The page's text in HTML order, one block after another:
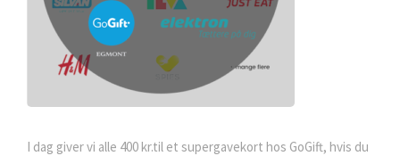
I dag giver vi alle 400 kr.til et supergavekort hos GoGift, hvis du